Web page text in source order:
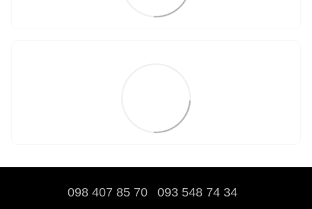
098 407 85 70 093 548 74 34